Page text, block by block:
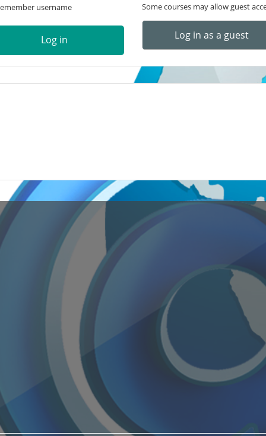
username
Log in
Some courses may allow guest
Log in as a guest